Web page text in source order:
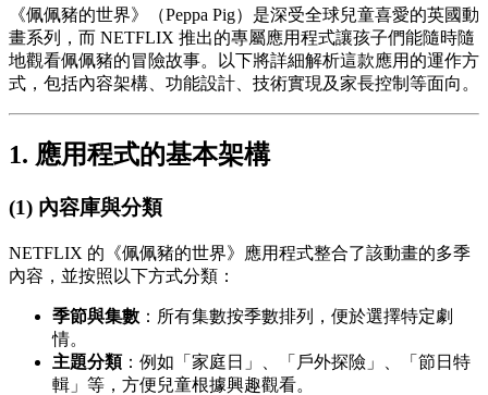
《佩佩豬的世界》（Peppa Pig）是深受全球兒童喜愛的英國動
畫系列，而 NETFLIX 推出的專屬應用程式讓孩子們能隨時隨
地觀看佩佩豬的冒險故事。以下將詳細解析這款應用的運作方
式，包括內容架構、功能設計、技術實現及家長控制等面向。
1. 應用程式的基本架構
(1) 內容庫與分類
NETFLIX 的《佩佩豬的世界》應用程式整合了該動畫的多季
內容，並按照以下方式分類：
季節與集數 ：所有集數按季數排列，便於選擇特定劇
情。
主題分類：例如「家庭日」、「戶外探險」、「節日特
輯」等，方便兒童根據興趣觀看。